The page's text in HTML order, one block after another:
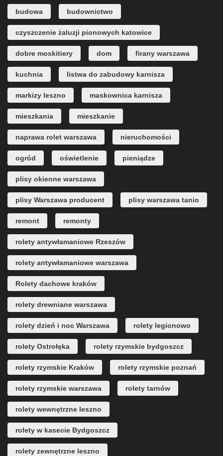
budowa budownictwo
czyszczenie żaluzji pionowych katowice
dobre moskitiery dom firany warszawa
kuchnia listwa do zabudowy karnisza
markizy leszno maskownica karnisza
mieszkania mieszkanie
naprawa rolet warszawa nieruchomości
ogród oświetlenie pieniądze
plisy okienne warszawa
plisy Warszawa producent plisy warszawa tanio
remont remonty
rolety antywłamaniowe Rzeszów
rolety antywłamaniowe warszawa
Rolety dachowe kraków
rolety drewniane warszawa
rolety dzień i noc Warszawa rolety legionowo
rolety Ostrołęka rolety rzymskie bydgoszcz
rolety rzymskie Kraków rolety rzymskie poznań
rolety rzymskie warszawa rolety tarnów
rolety wewnętrzne leszno
rolety w kasecie Bydgoszcz
rolety zewnętrzne leszno